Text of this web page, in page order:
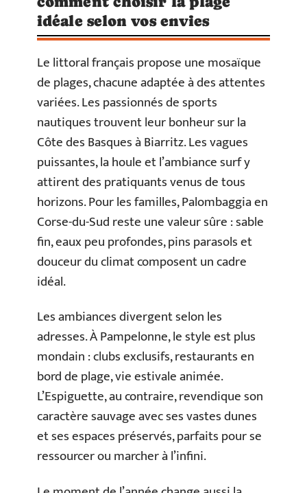
idéale selon vos envies
Le littoral français propose une mosaïque
de plages, chacune adaptée à des attentes
variées. Les passionnés de sports
nautiques trouvent leur bonheur sur la
Côte des Basques à Biarritz. Les vagues
puissantes, la houle et l’ambiance surf y
attirent des pratiquants venus de tous
horizons. Pour les familles, Palombaggia en
Corse-du-Sud reste une valeur sûre : sable
fin, eaux peu profondes, pins parasols et
douceur du climat composent un cadre
idéal.
Les ambiances divergent selon les
adresses. À Pampelonne, le style est plus
mondain : clubs exclusifs, restaurants en
bord de plage, vie estivale animée.
L’Espiguette, au contraire, revendique son
caractère sauvage avec ses vastes dunes
et ses espaces préservés, parfaits pour se
ressourcer ou marcher à l’infini.